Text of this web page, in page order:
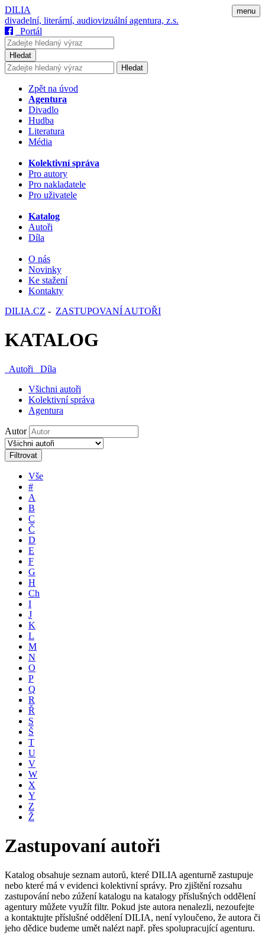
menu
DILIA
divadelní, literární, audiovizuální agentura, z.s.
Portál
Hledat
Hledat
Zpět na úvod
Agentura
Divadlo
Hudba
Literatura
Média
Kolektivní správa
Pro autory
Pro nakladatele
Pro uživatele
Katalog
Autoři
Díla
O nás
Novinky
Ke stažení
Kontakty
DILIA.CZ - ZASTUPOVANÍ AUTOŘI
KATALOG
Autoři
Díla
Všichni autoři
Kolektivní správa
Agentura
Autor
Filtrovat
Vše
#
A
B
C
Č
D
E
F
G
H
Ch
I
J
K
L
M
N
O
P
Q
R
Ř
S
Š
T
U
V
W
X
Y
Z
Ž
Zastupovaní autoři
Katalog obsahuje seznam autorů, které DILIA agenturně zastupuje
nebo které má v evidenci kolektivní správy. Pro zjištění rozsahu
zastupování nebo zúžení katalogu na katalogy příslušných oddělení
agentury můžete využít filtr. Pokud jste autora nenalezli, nezoufejte
a kontaktujte příslušné oddělení DILIA, není vyloučeno, že autora či
jeho dědice budeme umět nalézt např. přes spolupracující agenturu.